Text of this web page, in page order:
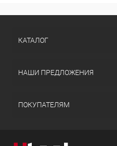
КАТАЛОГ
НАШИ ПРЕДЛОЖЕНИЯ
ПОКУПАТЕЛЯМ